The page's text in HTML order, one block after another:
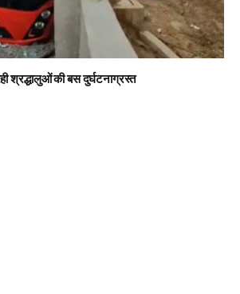
श्रद्धालुओं की बस दुर्घटनाग्रस्त